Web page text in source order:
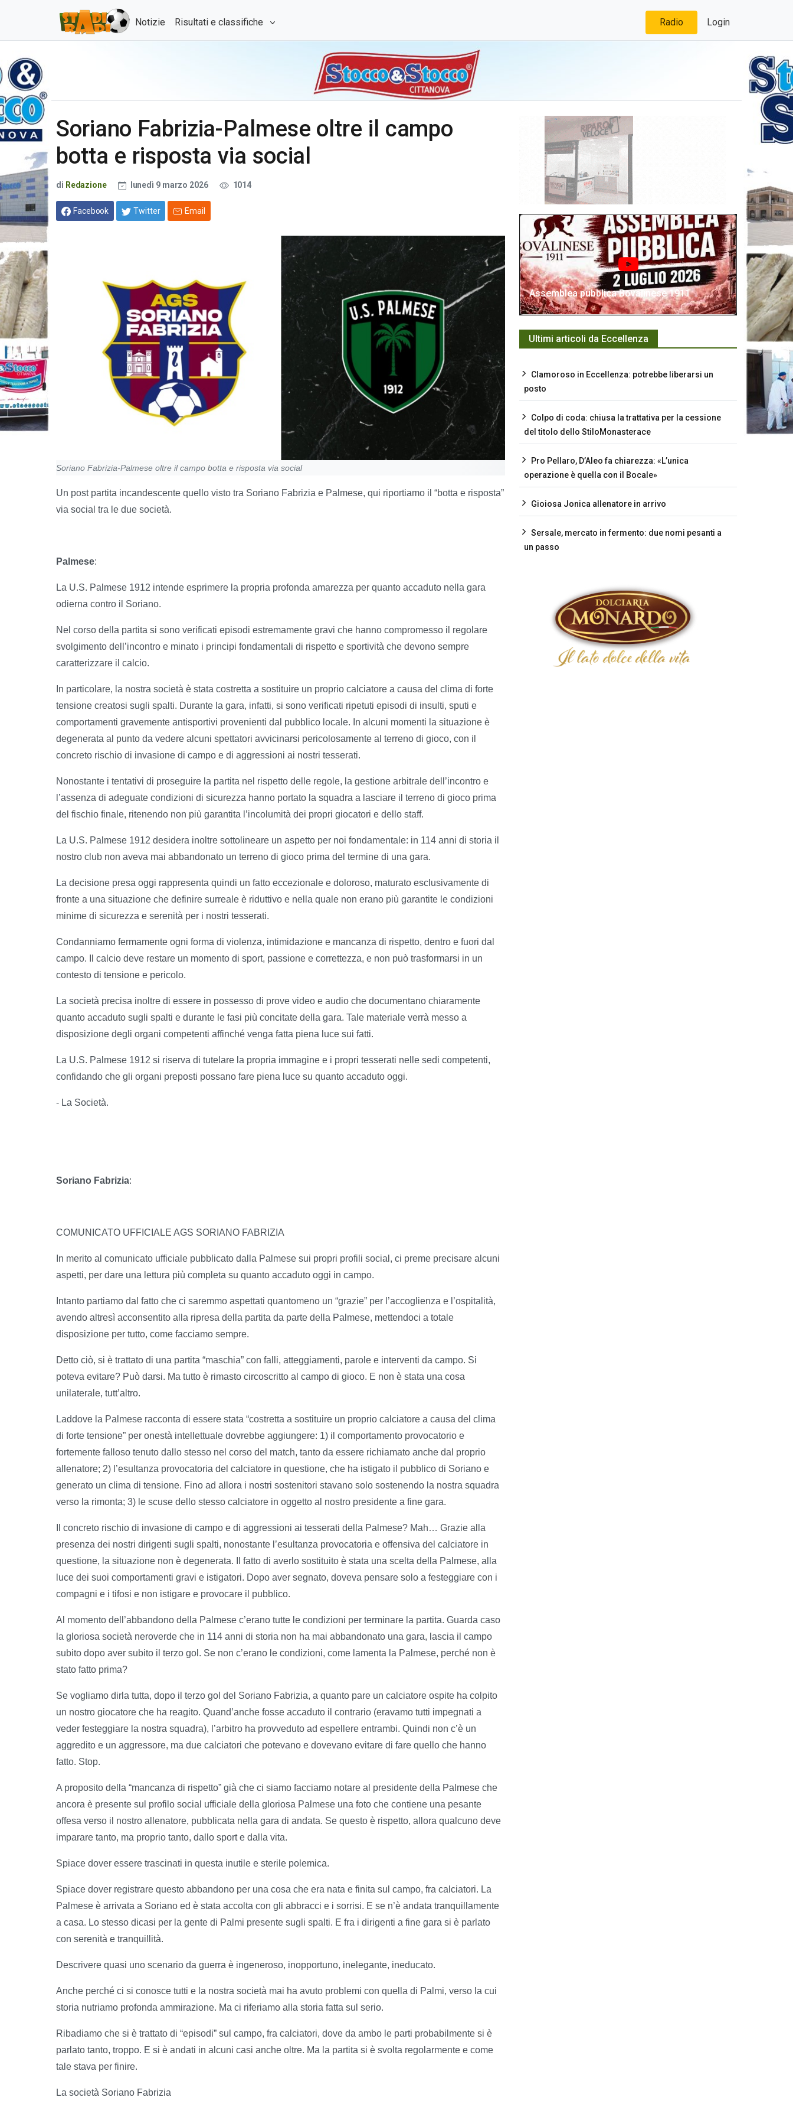
Notizie Risultati e classifiche Radio Login
Soriano Fabrizia-Palmese oltre il campo
botta e risposta via social
di Redazione lunedì 9 marzo 2026 1014
Facebook Twitter Email
Soriano Fabrizia-Palmese oltre il campo botta e risposta via social
Un post partita incandescente quello visto tra Soriano Fabrizia e Palmese, qui riportiamo il “botta e risposta”
via social tra le due società.
Palmese:
La U.S. Palmese 1912 intende esprimere la propria profonda amarezza per quanto accaduto nella gara
odierna contro il Soriano.
Nel corso della partita si sono verificati episodi estremamente gravi che hanno compromesso il regolare
svolgimento dell’incontro e minato i principi fondamentali di rispetto e sportività che devono sempre
caratterizzare il calcio.
In particolare, la nostra società è stata costretta a sostituire un proprio calciatore a causa del clima di forte
tensione creatosi sugli spalti. Durante la gara, infatti, si sono verificati ripetuti episodi di insulti, sputi e
comportamenti gravemente antisportivi provenienti dal pubblico locale. In alcuni momenti la situazione è
degenerata al punto da vedere alcuni spettatori avvicinarsi pericolosamente al terreno di gioco, con il
concreto rischio di invasione di campo e di aggressioni ai nostri tesserati.
Nonostante i tentativi di proseguire la partita nel rispetto delle regole, la gestione arbitrale dell’incontro e
l’assenza di adeguate condizioni di sicurezza hanno portato la squadra a lasciare il terreno di gioco prima
del fischio finale, ritenendo non più garantita l’incolumità dei propri giocatori e dello staff.
La U.S. Palmese 1912 desidera inoltre sottolineare un aspetto per noi fondamentale: in 114 anni di storia il
nostro club non aveva mai abbandonato un terreno di gioco prima del termine di una gara.
La decisione presa oggi rappresenta quindi un fatto eccezionale e doloroso, maturato esclusivamente di
fronte a una situazione che definire surreale è riduttivo e nella quale non erano più garantite le condizioni
minime di sicurezza e serenità per i nostri tesserati.
Condanniamo fermamente ogni forma di violenza, intimidazione e mancanza di rispetto, dentro e fuori dal
campo. Il calcio deve restare un momento di sport, passione e correttezza, e non può trasformarsi in un
contesto di tensione e pericolo.
La società precisa inoltre di essere in possesso di prove video e audio che documentano chiaramente
quanto accaduto sugli spalti e durante le fasi più concitate della gara. Tale materiale verrà messo a
disposizione degli organi competenti affinché venga fatta piena luce sui fatti.
La U.S. Palmese 1912 si riserva di tutelare la propria immagine e i propri tesserati nelle sedi competenti,
confidando che gli organi preposti possano fare piena luce su quanto accaduto oggi.
- La Società.
Soriano Fabrizia:
COMUNICATO UFFICIALE AGS SORIANO FABRIZIA
In merito al comunicato ufficiale pubblicato dalla Palmese sui propri profili social, ci preme precisare alcuni
aspetti, per dare una lettura più completa su quanto accaduto oggi in campo.
Intanto partiamo dal fatto che ci saremmo aspettati quantomeno un “grazie” per l’accoglienza e l’ospitalità,
avendo altresì acconsentito alla ripresa della partita da parte della Palmese, mettendoci a totale
disposizione per tutto, come facciamo sempre.
Detto ciò, si è trattato di una partita “maschia” con falli, atteggiamenti, parole e interventi da campo. Si
poteva evitare? Può darsi. Ma tutto è rimasto circoscritto al campo di gioco. E non è stata una cosa
unilaterale, tutt’altro.
Laddove la Palmese racconta di essere stata “costretta a sostituire un proprio calciatore a causa del clima
di forte tensione” per onestà intellettuale dovrebbe aggiungere: 1) il comportamento provocatorio e
fortemente falloso tenuto dallo stesso nel corso del match, tanto da essere richiamato anche dal proprio
allenatore; 2) l’esultanza provocatoria del calciatore in questione, che ha istigato il pubblico di Soriano e
generato un clima di tensione. Fino ad allora i nostri sostenitori stavano solo sostenendo la nostra squadra
verso la rimonta; 3) le scuse dello stesso calciatore in oggetto al nostro presidente a fine gara.
Il concreto rischio di invasione di campo e di aggressioni ai tesserati della Palmese? Mah… Grazie alla
presenza dei nostri dirigenti sugli spalti, nonostante l’esultanza provocatoria e offensiva del calciatore in
questione, la situazione non è degenerata. Il fatto di averlo sostituito è stata una scelta della Palmese, alla
luce dei suoi comportamenti gravi e istigatori. Dopo aver segnato, doveva pensare solo a festeggiare con i
compagni e i tifosi e non istigare e provocare il pubblico.
Al momento dell’abbandono della Palmese c’erano tutte le condizioni per terminare la partita. Guarda caso
la gloriosa società neroverde che in 114 anni di storia non ha mai abbandonato una gara, lascia il campo
subito dopo aver subito il terzo gol. Se non c’erano le condizioni, come lamenta la Palmese, perché non è
stato fatto prima?
Se vogliamo dirla tutta, dopo il terzo gol del Soriano Fabrizia, a quanto pare un calciatore ospite ha colpito
un nostro giocatore che ha reagito. Quand’anche fosse accaduto il contrario (eravamo tutti impegnati a
veder festeggiare la nostra squadra), l’arbitro ha provveduto ad espellere entrambi. Quindi non c’è un
aggredito e un aggressore, ma due calciatori che potevano e dovevano evitare di fare quello che hanno
fatto. Stop.
A proposito della “mancanza di rispetto” già che ci siamo facciamo notare al presidente della Palmese che
ancora è presente sul profilo social ufficiale della gloriosa Palmese una foto che contiene una pesante
offesa verso il nostro allenatore, pubblicata nella gara di andata. Se questo è rispetto, allora qualcuno deve
imparare tanto, ma proprio tanto, dallo sport e dalla vita.
Spiace dover essere trascinati in questa inutile e sterile polemica.
Spiace dover registrare questo abbandono per una cosa che era nata e finita sul campo, fra calciatori. La
Palmese è arrivata a Soriano ed è stata accolta con gli abbracci e i sorrisi. E se n’è andata tranquillamente
a casa. Lo stesso dicasi per la gente di Palmi presente sugli spalti. E fra i dirigenti a fine gara si è parlato
con serenità e tranquillità.
Descrivere quasi uno scenario da guerra è ingeneroso, inopportuno, inelegante, ineducato.
Anche perché ci si conosce tutti e la nostra società mai ha avuto problemi con quella di Palmi, verso la cui
storia nutriamo profonda ammirazione. Ma ci riferiamo alla storia fatta sul serio.
Ribadiamo che si è trattato di “episodi” sul campo, fra calciatori, dove da ambo le parti probabilmente si è
parlato tanto, troppo. E si è andati in alcuni casi anche oltre. Ma la partita si è svolta regolarmente e come
tale stava per finire.
La società Soriano Fabrizia
Assemblea pubblica Bovalinese 1911
Ultimi articoli da Eccellenza
Clamoroso in Eccellenza: potrebbe liberarsi un
posto
Colpo di coda: chiusa la trattativa per la cessione
del titolo dello StiloMonasterace
Pro Pellaro, D’Aleo fa chiarezza: «L’unica
operazione è quella con il Bocale»
Gioiosa Jonica allenatore in arrivo
Sersale, mercato in fermento: due nomi pesanti a
un passo